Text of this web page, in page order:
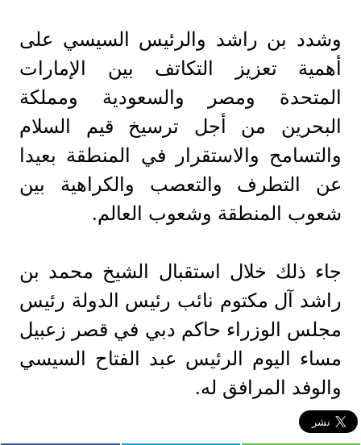
وشدد بن راشد والرئيس السيسي على
أهمية تعزيز التكاتف بين الإمارات
المتحدة ومصر والسعودية ومملكة
البحرين من أجل ترسيخ قيم السلام
والتسامح والاستقرار في المنطقة بعيدا
عن التطرف والتعصب والكراهية بين
شعوب المنطقة وشعوب العالم.
جاء ذلك خلال استقبال الشيخ محمد بن
راشد آل مكتوم نائب رئيس الدولة رئيس
مجلس الوزراء حاكم دبي في قصر زعبيل
مساء اليوم الرئيس عبد الفتاح السيسي
والوفد المرافق له.